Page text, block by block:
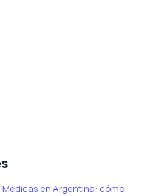
en Argentina: cómo